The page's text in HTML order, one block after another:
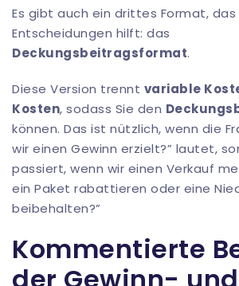
Es gibt auch ein drittes Format,
Entscheidungen hilft: das
Deckungsbeitragsformat.
Diese Version trennt variable
Kosten, sodass Sie den
können. Das ist nützlich, wenn die
wir einen Gewinn erzielt?” lautet,
passiert, wenn wir einen Verkauf
ein Paket rabattieren oder eine
beibehalten?”
Kommentierte